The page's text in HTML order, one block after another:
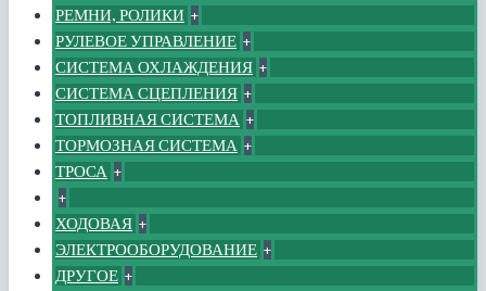
РЕМНИ, РОЛИКИ +
РУЛЕВОЕ УПРАВЛЕНИЕ +
СИСТЕМА ОХЛАЖДЕНИЯ +
СИСТЕМА СЦЕПЛЕНИЯ +
ТОПЛИВНАЯ СИСТЕМА +
ТОРМОЗНАЯ СИСТЕМА +
ТРОСА +
+
ХОДОВАЯ +
ЭЛЕКТРООБОРУДОВАНИЕ +
ДРУГОЕ +